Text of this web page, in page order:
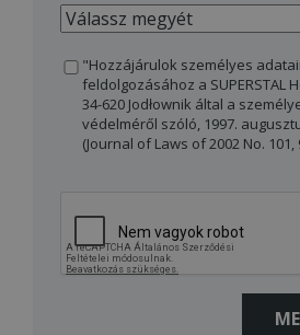
"Hozzájárulok személyes
feldolgozásához a SUPERSTAL
34-620 Jodłownik által a
védelméről szóló, 1997.
(Journal of Laws of 2002 No. 101,